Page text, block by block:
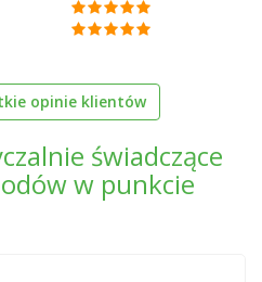
opinie klientów
świadczące
w punkcie